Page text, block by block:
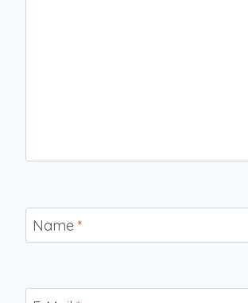
Name *